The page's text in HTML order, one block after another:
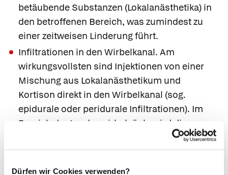
Dürfen wir Cookies verwenden?
betäubende Substanzen (Lokalanästhetika) in
den betroffenen Bereich, was zumindest zu
einer zeitweisen Linderung führt.
Infiltrationen in den Wirbelkanal. Am
wirkungsvollsten sind Injektionen von einer
Mischung aus Lokalanästhetikum und
Kortison direkt in den Wirbelkanal (sog.
epidurale oder peridurale Infiltrationen). Im
Bereich der Lendenwirbelsäule wird dieses
genannt.
Physiotherapie, stabilisierende
Krankengymnastik und Rückenschule.